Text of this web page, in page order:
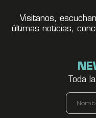
Visitanos,
últimas noticias,
Toda